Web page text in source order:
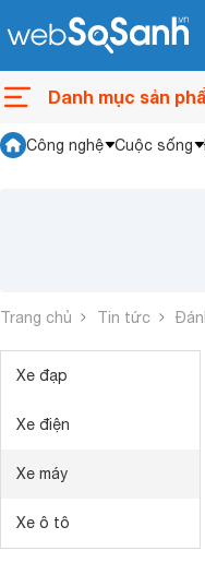
Danh mục sản
Công nghệ Cuộc sống
Trang chủ Tin tức
Xe đạp
Xe điện
Xe máy
Xe ô tô